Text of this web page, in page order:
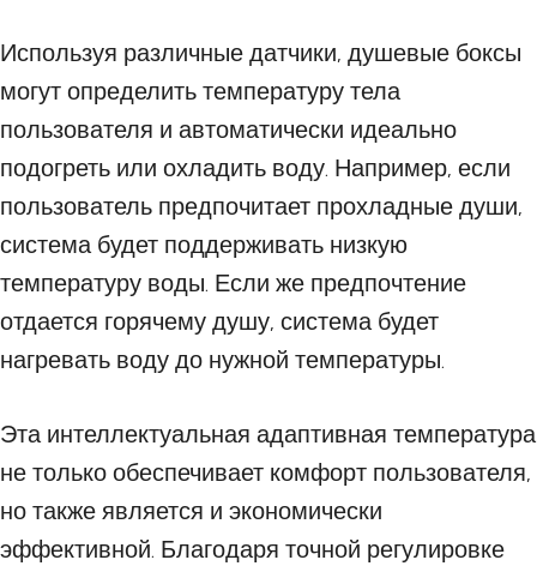
Используя различные датчики, душевые боксы
могут определить температуру тела
пользователя и автоматически идеально
подогреть или охладить воду. Например, если
пользователь предпочитает прохладные души,
система будет поддерживать низкую
температуру воды. Если же предпочтение
отдается горячему душу, система будет
нагревать воду до нужной температуры.
Эта интеллектуальная адаптивная температура
не только обеспечивает комфорт пользователя,
но также является и экономически
эффективной. Благодаря точной регулировке